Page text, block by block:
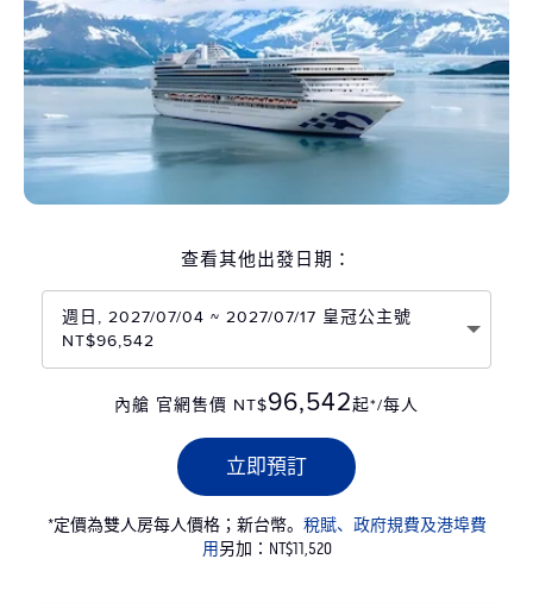
查看其他出發日期：
週日, 2027/07/04 ~ 2027/07/17 皇冠公主號
NT$96,542
內艙 官網售價 NT$96,542起*/每人
立即預訂
*定價為雙人房每人價格；新台幣。 稅賦、政府規費及港埠費
用另加：NT$11,520